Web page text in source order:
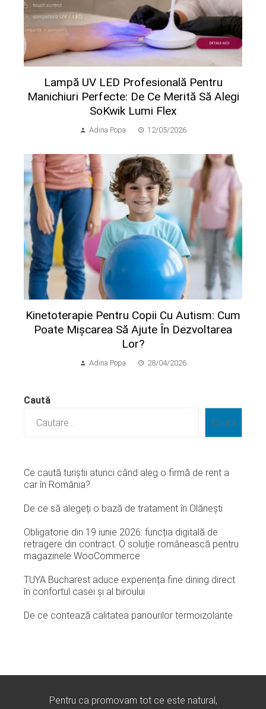
Lampă UV LED Profesională Pentru
Manichiuri Perfecte: De Ce Merită Să Alegi
SoKwik Lumi Flex
Adina Popa 12/05/2026
Kinetoterapie Pentru Copii Cu Autism: Cum
Poate Mișcarea Să Ajute În Dezvoltarea
Lor?
Adina Popa 28/04/2026
Caută
Caută
Ce caută turiștii atunci când aleg o firmă de rent a
car în România?
De ce să alegeți o bază de tratament în Olănești
Obligatorie din 19 iunie 2026: funcția digitală de
retragere din contract. O soluție românească pentru
magazinele WooCommerce
TUYA Bucharest aduce experiența fine dining direct
în confortul casei și al biroului
De ce contează calitatea panourilor termoizolante
Pentru ca promovam tot ce este natural,